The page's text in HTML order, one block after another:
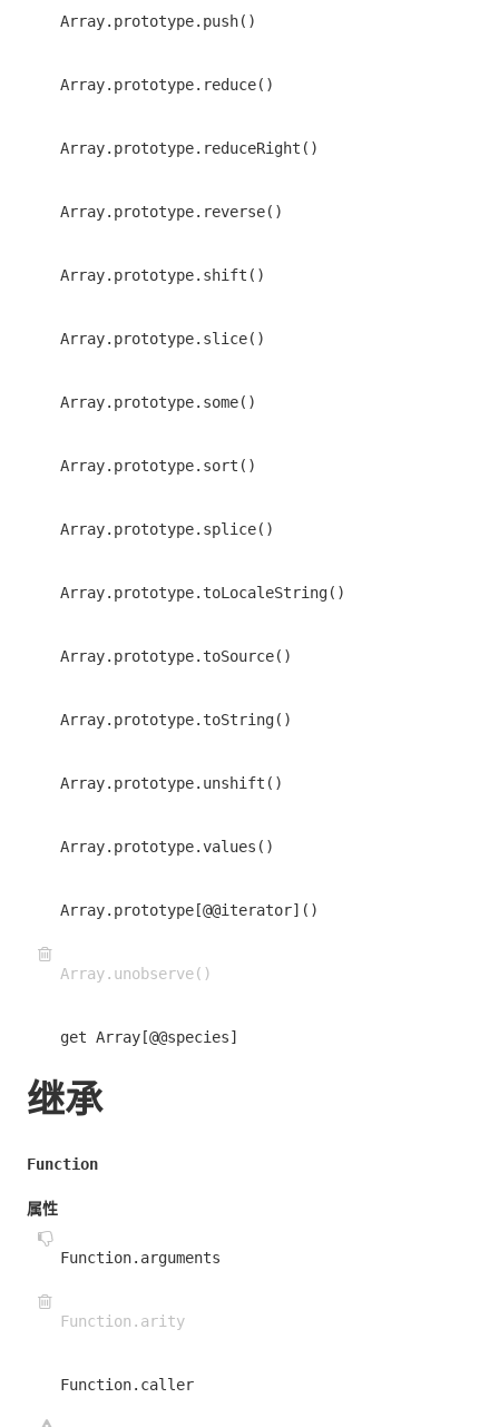
Array.prototype.push()
Array.prototype.reduce()
Array.prototype.reduceRight()
Array.prototype.reverse()
Array.prototype.shift()
Array.prototype.slice()
Array.prototype.some()
Array.prototype.sort()
Array.prototype.splice()
Array.prototype.toLocaleString()
Array.prototype.toSource()
Array.prototype.toString()
Array.prototype.unshift()
Array.prototype.values()
Array.prototype[@@iterator]()
Array.unobserve()
get Array[@@species]
继承
Function
属性
Function.arguments
Function.arity
Function.caller